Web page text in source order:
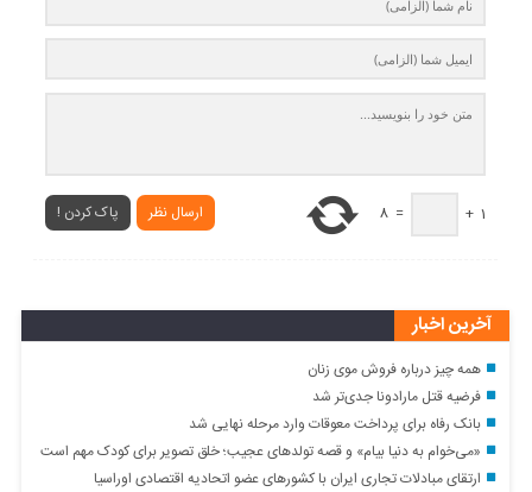
ارسال نظر پاک کردن ! 1
+
=
8
آخرین اخبار
همه چیز درباره فروش موی زنان
فرضیه قتل مارادونا جدی‌تر شد
بانک رفاه برای پرداخت معوقات وارد مرحله نهایی شد
«می‌خوام به دنیا بیام» و قصه تولدهای عجیب؛ خلق تصویر برای کودک مهم است
ارتقای مبادلات تجاری ایران با کشور‌های عضو اتحادیه اقتصادی اوراسیا